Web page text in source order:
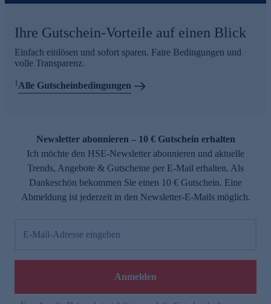
Ihre Gutschein-Vorteile auf einen Blick
Einfach einlösen und sofort sparen. Faire Bedingungen und
volle Transparenz.
1Alle Gutscheinbedingungen
Newsletter abonnieren – 10 € Gutschein erhalten
Ich möchte den HSE-Newsletter abonnieren und aktuelle
Trends, Angebote & Gutscheine per E-Mail erhalten. Als
Dankeschön bekommen Sie einen 10 € Gutschein. Eine
Abmeldung ist jederzeit in den Newsletter-E-Mails möglich.
E-Mail-Adresse eingeben
Anmelden